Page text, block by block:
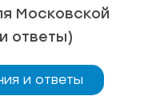
Московской
ответы)
и ответы